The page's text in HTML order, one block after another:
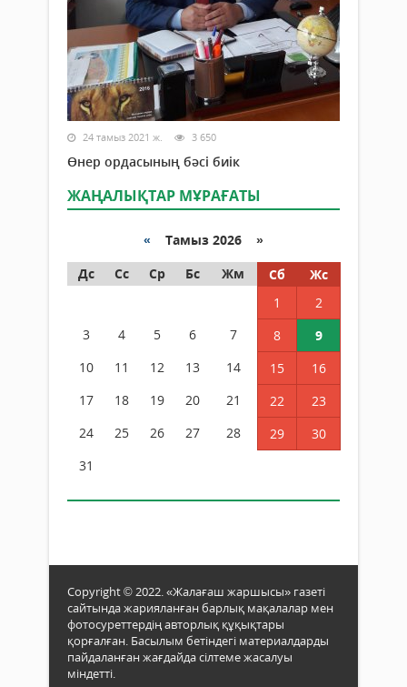
24 тамыз 2021 ж. 3 650
Өнер ордасының бәсі биік
ЖАҢАЛЫҚТАР МҰРАҒАТЫ
« Тамыз 2026 »
Дс
Сс Ср Бс Жм Сб
Жс
1
2
3
4 5 6 7 8
9
10
11 12 13 14 15
16
17
18 19 20 21 22
23
24
25 26 27 28 29
30
31
Copyright © 2022. «Жалағаш жаршысы» газеті
сайтында жарияланған барлық мақалалар мен
фотосуреттердің авторлық құқықтары
қорғалған. Басылым бетіндегі материалдарды
пайдаланған жағдайда сілтеме жасалуы
міндетті.